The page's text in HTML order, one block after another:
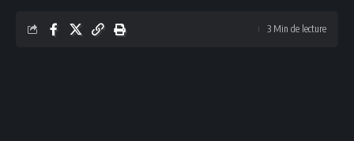
3 Min de lecture